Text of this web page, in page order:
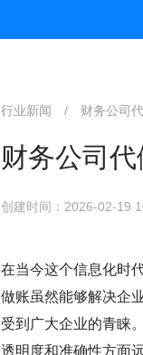
行业新闻 / 财务公司
财务公司
创建时间：2026-02-19
在当今这个信息化时
做账虽然能够解决企
受到广大企业的青睐
透明度和准确性方面